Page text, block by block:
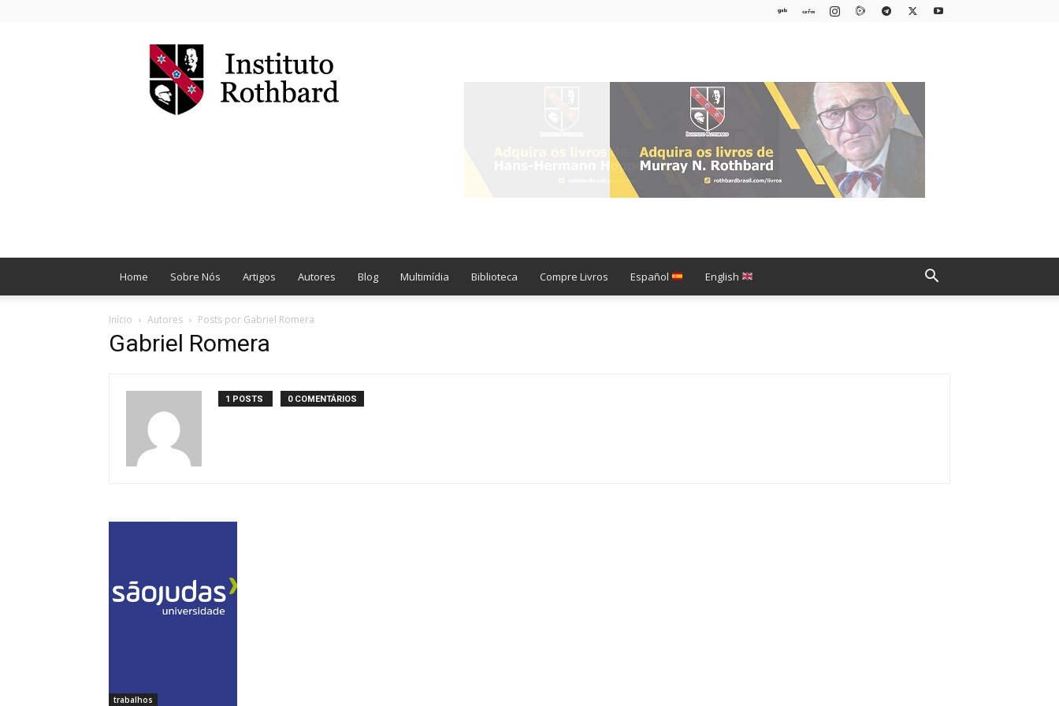
Instituto
Rothbard
Brasil
Home Sobre Nós Artigos Autores Blog Multimídia Biblioteca Compre Livros Español English
Início Autores Posts por Gabriel Romera
Gabriel Romera
1 POSTS 0 COMENTÁRIOS
trabalhos